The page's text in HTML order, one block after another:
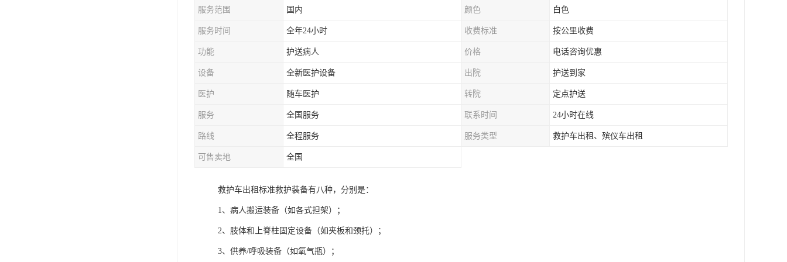
服务范围 国内 颜色 白色
服务时间 全年24小时 收费标准 按公里收费
功能 护送病人 价格 电话咨询优惠
设备 全新医护设备 出院 护送到家
医护 随车医护 转院 定点护送
服务 全国服务 联系时间 24小时在线
路线 全程服务 服务类型 救护车出租、殡仪车出租
可售卖地 全国
救护车出租标准救护装备有八种，分别是：
1、病人搬运装备（如各式担架）；
2、肢体和上脊柱固定设备（如夹板和颈托）；
3、供养/呼吸装备（如氧气瓶）；